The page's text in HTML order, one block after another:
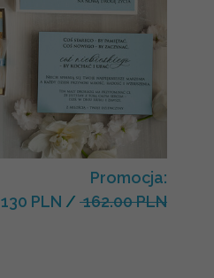
Promocja:
130 PLN / 162.00 PLN